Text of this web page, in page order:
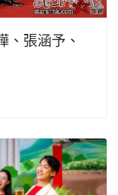
、張涵予、